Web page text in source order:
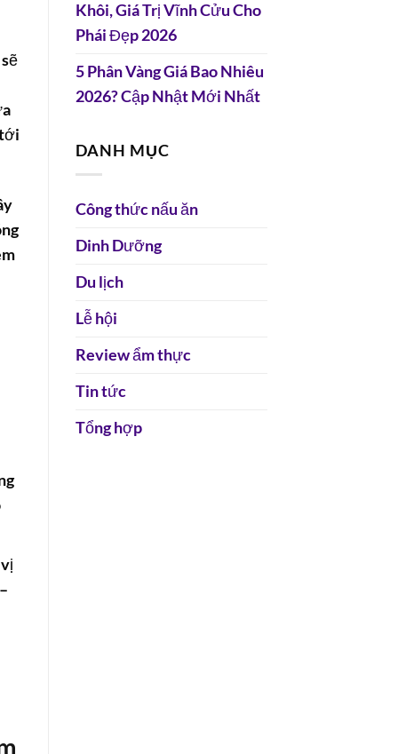
Khôi, Giá Trị Vĩnh Cửu Cho
Phái Đẹp 2026
5 Phân Vàng Giá Bao Nhiêu
2026? Cập Nhật Mới Nhất
DANH MỤC
Công thức nấu ăn
Dinh Dưỡng
Du lịch
Lễ hội
Review ẩm thực
Tin tức
Tổng hợp